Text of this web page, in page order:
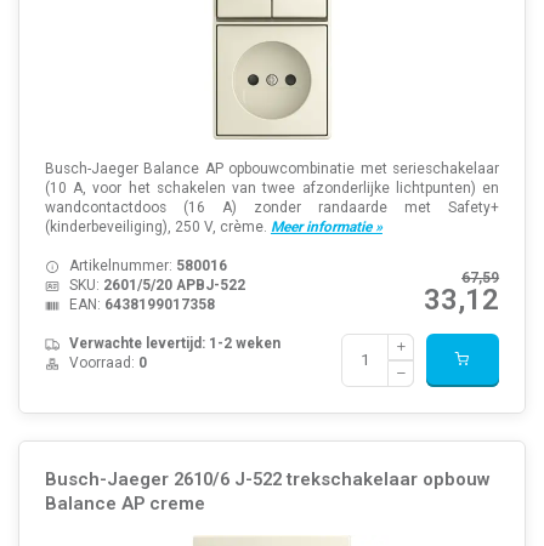
Busch-Jaeger Balance AP opbouwcombinatie met serieschakelaar
(10 A, voor het schakelen van twee afzonderlijke lichtpunten) en
wandcontactdoos (16 A) zonder randaarde met Safety+
(kinderbeveiliging), 250 V, crème. Meer informatie »
67,59
33,12
Artikelnummer: 580016
SKU: 2601/5/20 APBJ-522
EAN: 6438199017358
Verwachte levertijd: 1-2 weken
Voorraad: 0
Busch-Jaeger 2610/6 J-522 trekschakelaar opbouw
Balance AP creme